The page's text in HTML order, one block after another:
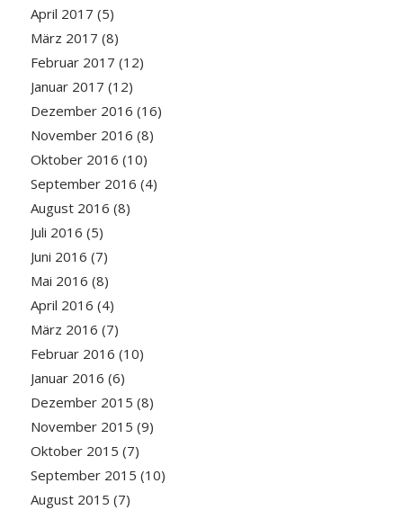
April 2017 (5)
März 2017 (8)
Februar 2017 (12)
Januar 2017 (12)
Dezember 2016 (16)
November 2016 (8)
Oktober 2016 (10)
September 2016 (4)
August 2016 (8)
Juli 2016 (5)
Juni 2016 (7)
Mai 2016 (8)
April 2016 (4)
März 2016 (7)
Februar 2016 (10)
Januar 2016 (6)
Dezember 2015 (8)
November 2015 (9)
Oktober 2015 (7)
September 2015 (10)
August 2015 (7)